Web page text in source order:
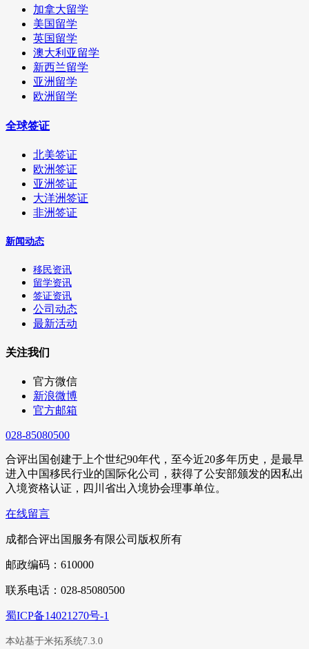
加拿大留学
美国留学
英国留学
澳大利亚留学
新西兰留学
亚洲留学
欧洲留学
全球签证
北美签证
欧洲签证
亚洲签证
大洋洲签证
非洲签证
新闻动态
移民资讯
留学资讯
签证资讯
公司动态
最新活动
关注我们
官方微信
新浪微博
官方邮箱
028-85080500
合评出国创建于上个世纪90年代，至今近20多年历史，是最早
进入中国移民行业的国际化公司，获得了公安部颁发的因私出
入境资格认证，四川省出入境协会理事单位。
在线留言
成都合评出国服务有限公司版权所有
邮政编码：610000
联系电话：028-85080500
蜀ICP备14021270号-1
本站基于米拓系统7.3.0